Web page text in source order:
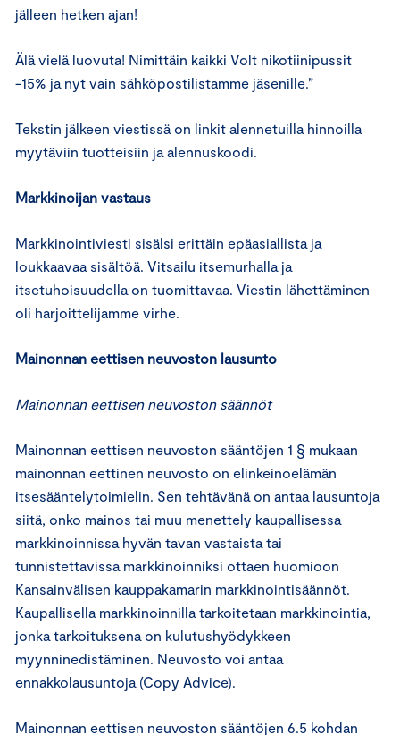
jälleen hetken ajan!
Älä vielä luovuta! Nimittäin kaikki Volt nikotiinipussit
-15% ja nyt vain sähköpostilistamme jäsenille.”
Tekstin jälkeen viestissä on linkit alennetuilla hinnoilla
myytäviin tuotteisiin ja alennuskoodi.
Markkinoijan vastaus
Markkinointiviesti sisälsi erittäin epäasiallista ja
loukkaavaa sisältöä. Vitsailu itsemurhalla ja
itsetuhoisuudella on tuomittavaa. Viestin lähettäminen
oli harjoittelijamme virhe.
Mainonnan eettisen neuvoston lausunto
Mainonnan eettisen neuvoston säännöt
Mainonnan eettisen neuvoston sääntöjen 1 § mukaan
mainonnan eettinen neuvosto on elinkeinoelämän
itsesääntelytoimielin. Sen tehtävänä on antaa lausuntoja
siitä, onko mainos tai muu menettely kaupallisessa
markkinoinnissa hyvän tavan vastaista tai
tunnistettavissa markkinoinniksi ottaen huomioon
Kansainvälisen kauppakamarin markkinointisäännöt.
Kaupallisella markkinoinnilla tarkoitetaan markkinointia,
jonka tarkoituksena on kulutushyödykkeen
myynninedistäminen. Neuvosto voi antaa
ennakkolausuntoja (Copy Advice).
Mainonnan eettisen neuvoston sääntöjen 6.5 kohdan